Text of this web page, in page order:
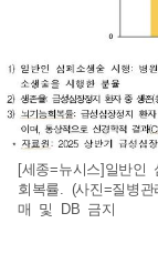
[세종=뉴시스]일반
회복률. (사진=질병
매 및 DB 금지